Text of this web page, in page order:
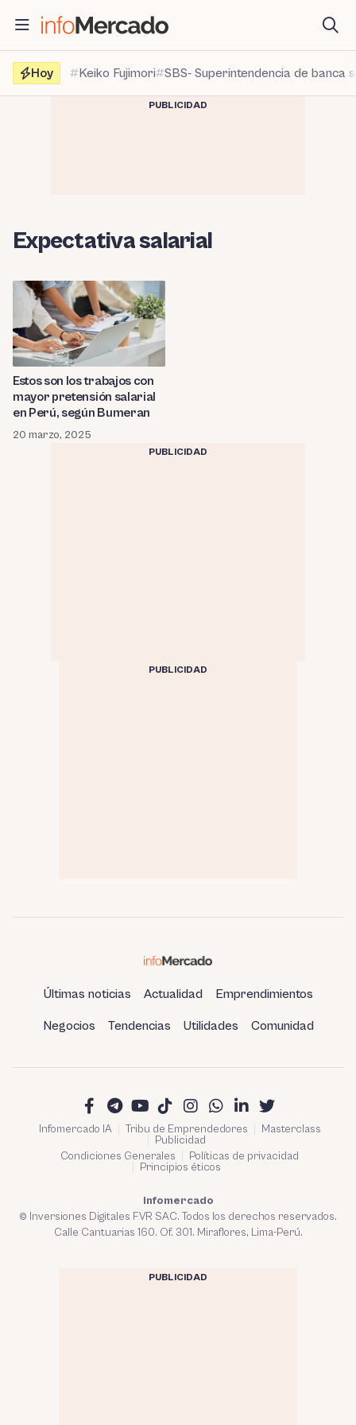
contenido
Hoy
Keiko Fujimori SBS- Superintendencia de banca
PUBLICIDAD
Expectativa salarial
Estos son los trabajos con
mayor pretensión salarial
en Perú, según Bumeran
20 marzo, 2025
PUBLICIDAD
PUBLICIDAD
Últimas noticias Actualidad Emprendimientos
Negocios Tendencias Utilidades Comunidad
Infomercado IA Tribu de Emprendedores
Masterclass
Publicidad
Condiciones Generales
Políticas de privacidad
Principios éticos
Infomercado
© Inversiones Digitales FVR SAC. Todos los derechos reservados.
Calle Cantuarias 160. Of. 301. Miraflores, Lima-Perú.
PUBLICIDAD